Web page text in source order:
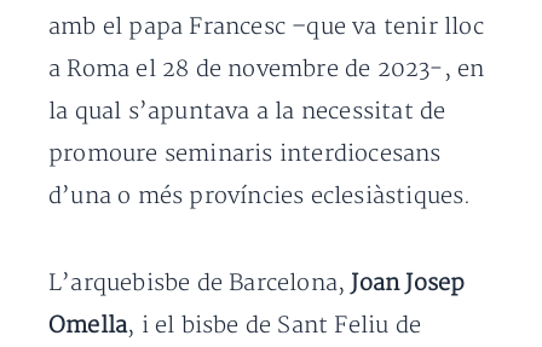
amb el papa Francesc –que va tenir lloc
a Roma el 28 de novembre de 2023-, en
la qual s’apuntava a la necessitat de
promoure seminaris interdiocesans
d’una o més províncies eclesiàstiques.
L’arquebisbe de Barcelona, Joan Josep
Omella, i el bisbe de Sant Feliu de